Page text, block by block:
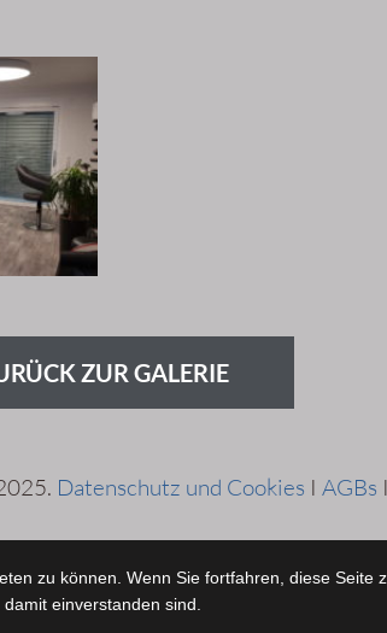
ZUR GALERIE
Datenschutz und Cookies I AGBs I
zu können. Wenn Sie fortfahren, diese Seite
damit einverstanden sind.